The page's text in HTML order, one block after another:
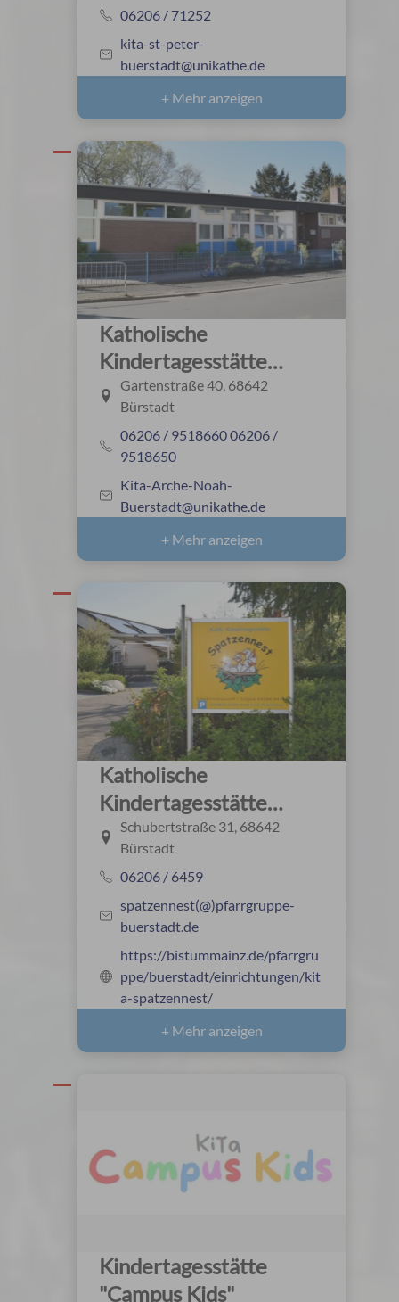
06206 / 71252
kita-st-peter-
buerstadt@unikathe.de
+ Mehr anzeigen
Katholische
Kindertagesstätte
"Arche Noah"
Gartenstraße 40, 68642
Bürstadt
06206 / 9518660 06206 /
9518650
Kita-Arche-Noah-
Buerstadt@unikathe.de
+ Mehr anzeigen
Katholische
Kindertagesstätte
"Spatzennest"
Schubertstraße 31, 68642
Bürstadt
06206 / 6459
spatzennest(@)pfarrgruppe-
buerstadt.de
https://bistummainz.de/pfarrgru
ppe/buerstadt/einrichtungen/kit
a-spatzennest/
+ Mehr anzeigen
Kindertagesstätte
"Campus Kids"